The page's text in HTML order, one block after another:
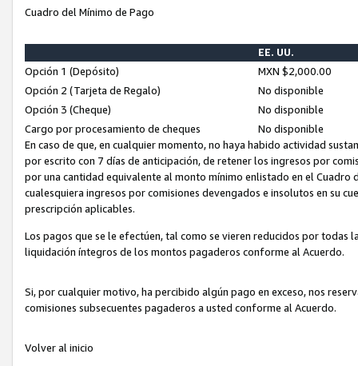
Cuadro del Mínimo de Pago
EE. UU.
Opción 1 (Depósito)
MXN $2,000.00
Opción 2 (Tarjeta de Regalo)
No disponible
Opción 3 (Cheque)
No disponible
Cargo por procesamiento de cheques
No disponible
En caso de que, en cualquier momento, no haya habido actividad
por escrito con 7 días de anticipación, de retener los ingresos por
por una cantidad equivalente al monto mínimo enlistado en el
cualesquiera ingresos por comisiones devengados e insolutos en su
prescripción aplicables.
Los pagos que se le efectúen, tal como se vieren reducidos por todas
liquidación íntegros de los montos pagaderos conforme al Acuerdo.
Si, por cualquier motivo, ha percibido algún pago en exceso, nos
comisiones subsecuentes pagaderos a usted conforme al Acuerdo.
Volver al inicio